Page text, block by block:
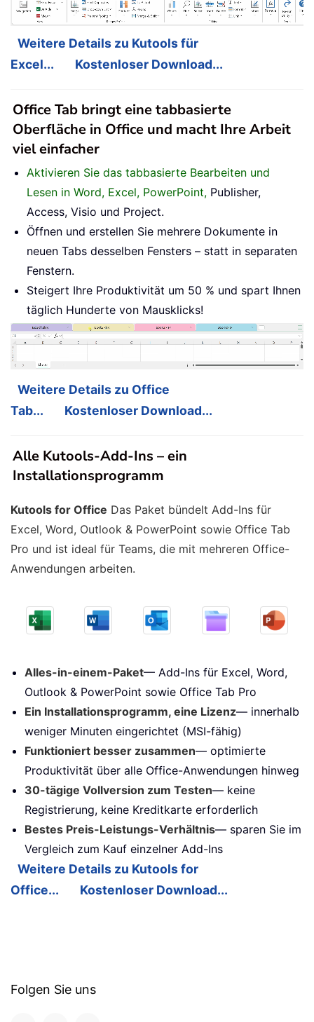
Weitere Details zu Kutools für
Excel...
Kostenloser Download...
Office Tab bringt eine tabbasierte
Oberfläche in Office und macht Ihre Arbeit
viel einfacher
Aktivieren Sie das tabbasierte Bearbeiten und
Lesen in Word, Excel, PowerPoint, Publisher,
Access, Visio und Project.
Öffnen und erstellen Sie mehrere Dokumente in
neuen Tabs desselben Fensters – statt in separaten
Fenstern.
Steigert Ihre Produktivität um 50 % und spart Ihnen
täglich Hunderte von Mausklicks!
Weitere Details zu Office
Tab...
Kostenloser Download...
Alle Kutools-Add-Ins – ein
Installationsprogramm
Kutools for Office Das Paket bündelt Add-Ins für
Excel, Word, Outlook & PowerPoint sowie Office Tab
Pro und ist ideal für Teams, die mit mehreren Office-
Anwendungen arbeiten.
Alles-in-einem-Paket— Add-Ins für Excel, Word,
Outlook & PowerPoint sowie Office Tab Pro
Ein Installationsprogramm, eine Lizenz— innerhalb
weniger Minuten eingerichtet (MSI-fähig)
Funktioniert besser zusammen— optimierte
Produktivität über alle Office-Anwendungen hinweg
30-tägige Vollversion zum Testen— keine
Registrierung, keine Kreditkarte erforderlich
Bestes Preis-Leistungs-Verhältnis— sparen Sie im
Vergleich zum Kauf einzelner Add-Ins
Weitere Details zu Kutools for
Office...
Kostenloser Download...
Folgen Sie uns